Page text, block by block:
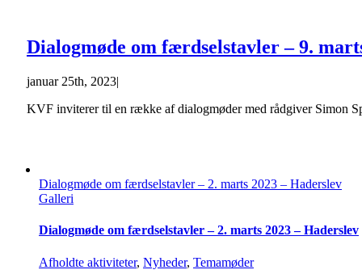
Dialogmøde om færdselstavler – 9.
januar 25th, 2023|
KVF inviterer til en række af dialogmøder med rådgiver Simon
Dialogmøde om færdselstavler – 2. marts 2023 – Haderslev
Galleri
Dialogmøde om færdselstavler – 2. marts 2023 – Haderslev
Afholdte aktiviteter, Nyheder, Temamøder